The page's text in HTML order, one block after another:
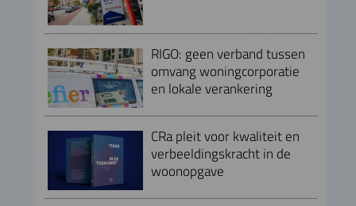
RIGO: geen verband tussen
omvang woningcorporatie
en lokale verankering
CRa pleit voor kwaliteit en
verbeeldingskracht in de
woonopgave